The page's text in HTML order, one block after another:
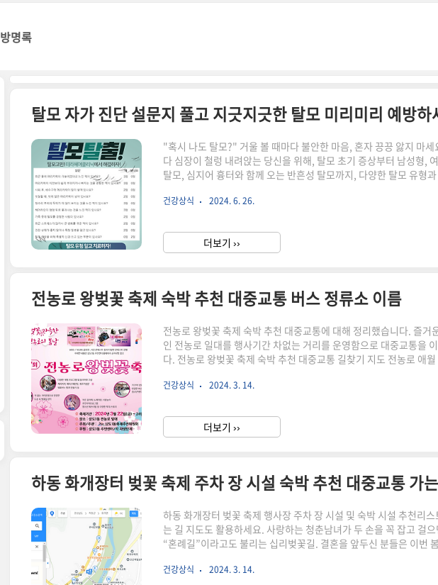
방명록
탈모 자가 진단 설문지 풀고 지긋지긋한 탈모 미리미리 예방하
"혹시 나도 탈모?" 거울 볼 때마다 불안한 마음, 혼자 끙끙 앓지 마
다 심장이 철렁 내려앉는 당신을 위해, 탈모 초기 증상부터 남성형,
탈모, 심지어 흉터와 함께 오는 반흔성 탈모까지, 다양한 탈모 유형
의 첫걸음을 내딛으세요!탈모 자가 진단 설문지 더보기 항목질문예
지거나 빠지는 것을 경험한 적이 있나요?3점0점머리카락의 양샤워
많이 쌓여 있나요?2점0점 빗질할 때, 빗에 많은 머리카락이 남아 있나
건강상식 2024. 6. 26.
더보기 ››
전농로 왕벚꽃 축제 숙박 추천 대중교통 버스 정류소 이름
전농로 왕벚꽃 축제 숙박 추천 대중교통에 대해 정리했습니다. 즐거
인 전농로 일대를 행사기간 차없는 거리를 운영함으로 대중교통을
다. 전농로 왕벚꽃 축제 숙박 추천 대중교통 길찾기 지도 전농로 애
중학교 / 미내 컨벤션 센터 왕벚꽃 축제에 대한 개요는 아래 페이지에
2024년 봄꽃 축제 일정과 장소를 한눈에! 오늘은 전국 벚꽃, 산수유,
를 총정리했습니다. 놓치지 말아야 할 축제로는 우..
건강상식 2024. 3. 14.
더보기 ››
하동 화개장터 벚꽃 축제 주차 장 시설 숙박 추천 대중교통 가
하동 화개장터 벚꽃 축제 행사장 주차 장 시설 및 숙박 시설 추천리
는 길 지도도 활용하세요. 사랑하는 청춘남녀가 두 손을 꼭 잡고 걸
“혼례길”이라고도 불리는 십리벚꽃길. 결혼을 앞두신 분들은 이번
장터 숙소 추천 축제행사장 주차장 2024 전국 벚꽃 봄꽃 축제 엿보기
건강상식 2024. 3. 14.